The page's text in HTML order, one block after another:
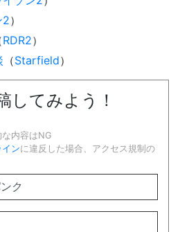
2）
RDR2）
（Starfield）
してみよう！
内容はNG
ンに違反した場合、アクセス規制の